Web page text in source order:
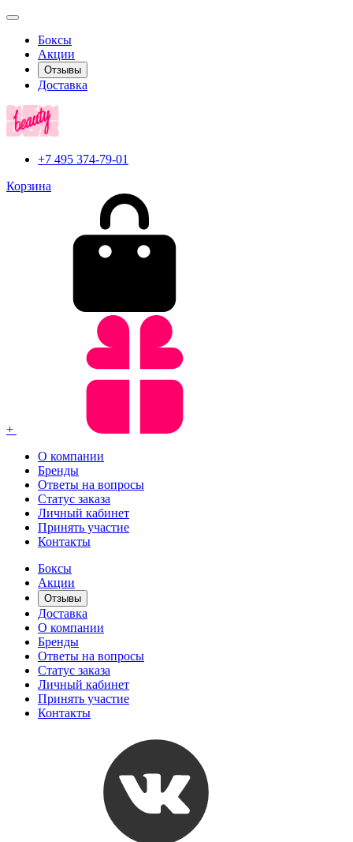
Боксы
Акции
Отзывы
Доставка
+7 495 374-79-01
Корзина
+
О компании
Бренды
Ответы на вопросы
Статус заказа
Личный кабинет
Принять участие
Контакты
Боксы
Акции
Отзывы
Доставка
О компании
Бренды
Ответы на вопросы
Статус заказа
Личный кабинет
Принять участие
Контакты